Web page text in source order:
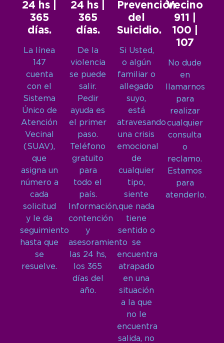
24 hs |
365
días.
La línea
147
cuenta
con el
Sistema
Único de
Atención
Vecinal
(SUAV),
que
asigna un
número a
cada
solicitud
y le da
seguimiento
hasta que
se
resuelve.
24 hs |
365
días.
De la
violencia
se puede
salir.
Pedir
ayuda es
el primer
paso.
Teléfono
gratuito
para
todo el
país.
Información,
contención
y
asesoramiento
las 24 hs,
los 365
días del
año.
Prevención
del
Suicidio.
Si Usted,
o algún
familiar o
allegado
suyo,
está
atravesando
una crisis
emocional
de
cualquier
tipo,
siente
que nada
tiene
sentido o
se
encuentra
atrapado
en una
situación
a la que
no le
encuentra
salida, no
Vecino
911 |
100 |
107
No dude
en
llamarnos
para
realizar
cualquier
consulta
o
reclamo.
Estamos
para
atenderlo.